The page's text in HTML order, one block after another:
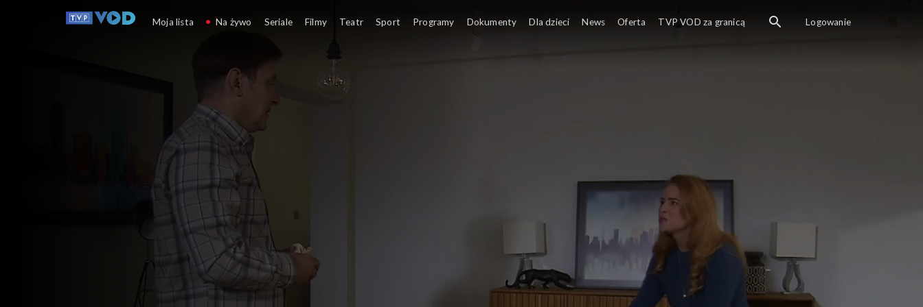
Klan
Moja lista Na żywo Seriale Filmy Teatr Sport Programy Dokumenty Dla dzieci News Oferta TVP VOD za granicą Logowanie